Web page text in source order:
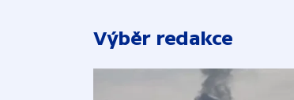
Výběr redakce